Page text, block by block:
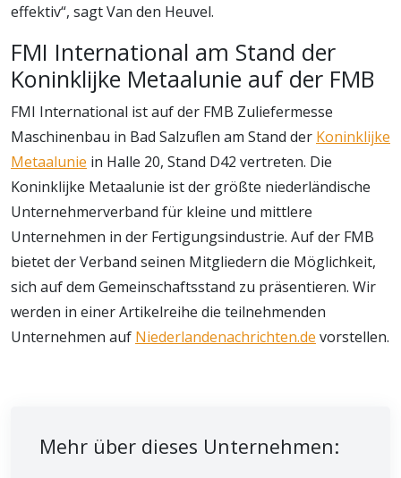
effektiv“, sagt Van den Heuvel.
FMI International am Stand der
Koninklijke Metaalunie auf der FMB
FMI International ist auf der FMB Zuliefermesse
Maschinenbau in Bad Salzuflen am Stand der Koninklijke
Metaalunie in Halle 20, Stand D42 vertreten. Die
Koninklijke Metaalunie ist der größte niederländische
Unternehmerverband für kleine und mittlere
Unternehmen in der Fertigungsindustrie. Auf der FMB
bietet der Verband seinen Mitgliedern die Möglichkeit,
sich auf dem Gemeinschaftsstand zu präsentieren. Wir
werden in einer Artikelreihe die teilnehmenden
Unternehmen auf Niederlandenachrichten.de vorstellen.
Mehr über dieses Unternehmen: